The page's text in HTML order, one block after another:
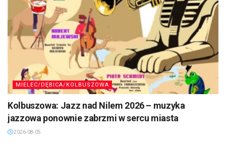
MIELEC/DĘBICA/KOLBUSZOWA
Kolbuszowa: Jazz nad Nilem 2026 – muzyka
jazzowa ponownie zabrzmi w sercu miasta
2026-08-05